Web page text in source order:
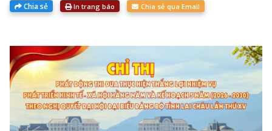
Chia sẻ In trang báo Chia sẻ qua Email